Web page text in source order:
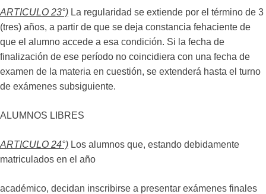
ARTICULO 23°) La regularidad se extiende por el término de 3
(tres) años, a partir de que se deja constancia fehaciente de
que el alumno accede a esa condición. Si la fecha de
finalización de ese período no coincidiera con una fecha de
examen de la materia en cuestión, se extenderá hasta el turno
de exámenes subsiguiente.
ALUMNOS LIBRES
ARTICULO 24°) Los alumnos que, estando debidamente
matriculados en el año
académico, decidan inscribirse a presentar exámenes finales